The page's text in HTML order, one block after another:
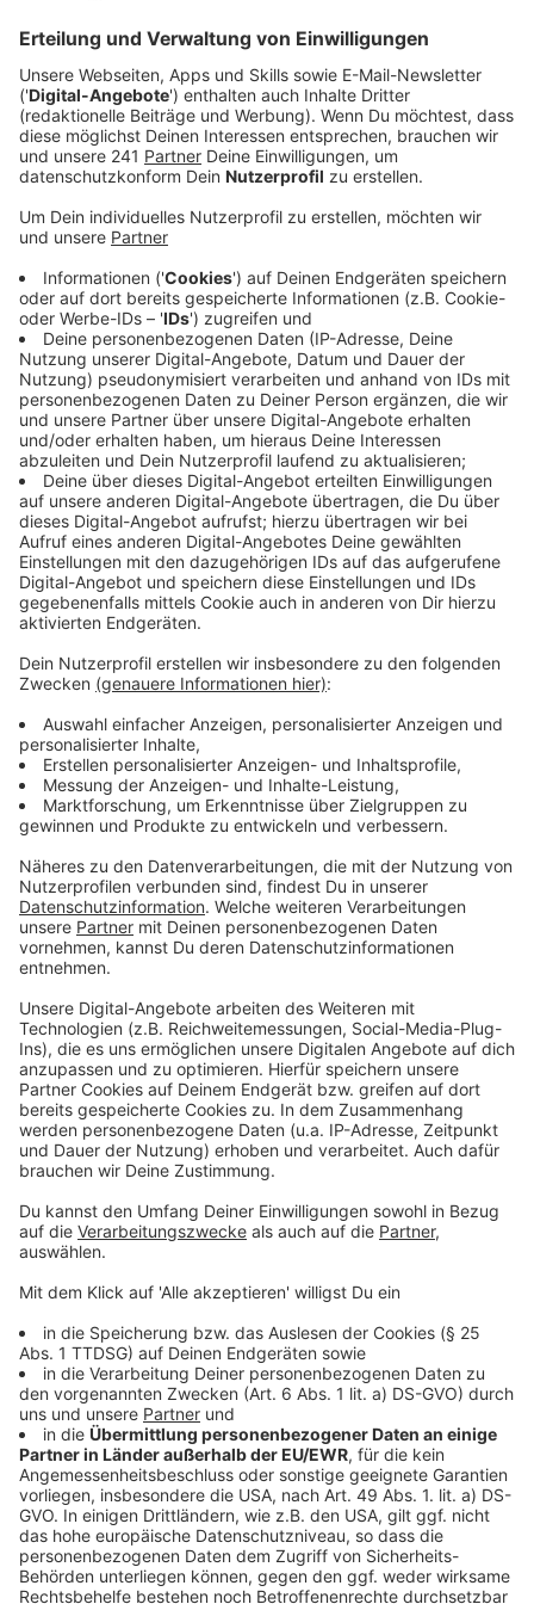
Anzeige
Das Geld kommt aus einem Hilfspaket gegen Armut
Leverkusen gedacht, die wenig Einkommen haben,
wie Bürgergeld oder Grundsicherung beziehen. Für
einen Ein-Personen-Haushalt gibt es 150 Euro aus dem
Fonds, für jede weitere Person im Haushalt jeweils 50
Euro.
Anzeige
Anträge kann man persönlich bei der Stadt
stellen
Anzeige
der Energiekrise“ können Bürgerinnen und Bürger
montags bis freitags von 8 bis 16.30 Uhr unter der
Telefonnummer 0214/406-5555 einen Termin mit dem
Lotsenteam zur Antragsstellung vereinbaren.
anstaerkungspakt@stadt.leverkusen.deein Termin
gebucht werden.
Anzeige
Weitere Meldungen aus Leverkusen
Anzeige
Schwimmen in Leverkusen jetzt auch ohne Bikini-
Leverkusener Stadtradeln startet am Wochenende
Camping am Hitdorfer See in Leverkusen?
Anzeige
Anzeige